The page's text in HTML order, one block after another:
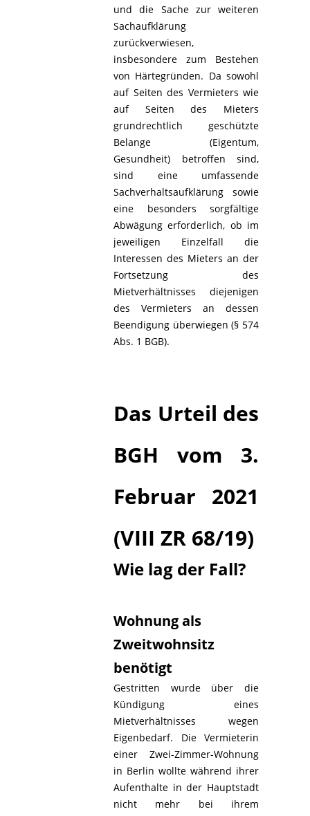
und die Sache zur weiteren
Sachaufklärung
zurückverwiesen,
insbesondere zum Bestehen
von Härtegründen. Da sowohl
auf Seiten des Vermieters wie
auf Seiten des Mieters
grundrechtlich geschützte
Belange (Eigentum,
Gesundheit) betroffen sind,
sind eine umfassende
Sachverhaltsaufklärung sowie
eine besonders sorgfältige
Abwägung erforderlich, ob im
jeweiligen Einzelfall die
Interessen des Mieters an der
Fortsetzung des
Mietverhältnisses diejenigen
des Vermieters an dessen
Beendigung überwiegen (§ 574
Abs. 1 BGB).
Das Urteil des
BGH vom 3.
Februar 2021
(VIII ZR 68/19)
Wie lag der Fall?
Wohnung als
Zweitwohnsitz
benötigt
Gestritten wurde über die
Kündigung eines
Mietverhältnisses wegen
Eigenbedarf. Die Vermieterin
einer Zwei-Zimmer-Wohnung
in Berlin wollte während ihrer
Aufenthalte in der Hauptstadt
nicht mehr bei ihrem